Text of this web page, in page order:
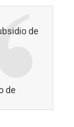
de
de